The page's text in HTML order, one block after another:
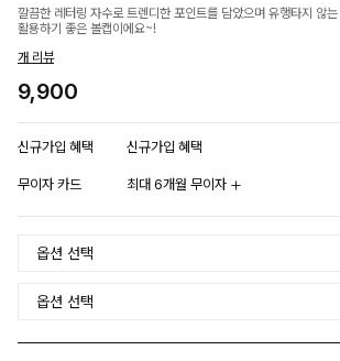
깔끔한 레터링 자수로 트렌디한 포인트를 담았으며 유행타지 않
활용하기 좋은 볼캡이에요~!
개 리뷰
9,900
신규가입 혜택 신규가입 혜택
무이자 카드 최대 6개월 무이자